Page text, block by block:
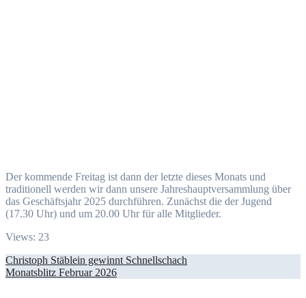
Der kommende Freitag ist dann der letzte dieses Monats und
traditionell werden wir dann unsere Jahreshauptversammlung über
das Geschäftsjahr 2025 durchführen. Zunächst die der Jugend
(17.30 Uhr) und um 20.00 Uhr für alle Mitglieder.
Views: 23
Beitragsnavigation
Christoph Stäblein gewinnt Schnellschach
Monatsblitz Februar 2026